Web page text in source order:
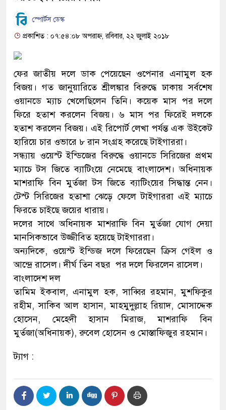
স্পোর্টস ডেস্ক
প্রকাশিত : ০৭:৫৪:০৮ অপরাহ্ন, রবিবার, ২২ জুলাই ২০১৮
ফের জাতীয় দলে ডাক পেয়েছেন ওপেনার এনামুল হক
বিজয়। গত জানুয়ারিতে শ্রীলঙ্কার বিরুদ্ধে ঢাকায় সর্বশেষ
ওয়ানডে ম্যাচ খেলেছিলেন তিনি। কয়েক মাস পর দলে
ফিরে হতাশ করলেন বিজয়। ৬ মাস পর ফিরেই দলকে
হতাশ করলেন বিজয়। এই রিপোর্ট লেখা পর্যন্ত এক উইকেট
হারিয়ে চার ওভারে ৮ রান সংগ্রহ করেছে টাইগাররা।
সন্ধ্যায় ওয়েস্ট ইন্ডিজের বিরুদ্ধে ওয়ানডে সিরিজের প্রথম
ম্যাচে টস জিতে ব্যাটিংয়ে নেমেছে বাংলাদেশ। অধিনায়ক
মাশরাফি বিন মুর্তজা টস জিতে ব্যাটিংয়ের সিদ্ধান্ত নেন।
টেস্ট সিরিজের হতাশা ঝেড়ে ফেলে টাইগাররা এই ম্যাচে
ফিরতে চাইছে জয়ের ধারায়।
দলের সাথে অধিনায়ক মাশরাফি বিন মুর্তজা যোগ দেয়া
মানসিকভাবে উজ্জীবিত হয়েছে টাইগাররা।
অন্যদিকে, ওয়েস্ট ইন্ডিজ দলে ফিরেছেন ক্রিস গেইল ও
আন্দ্রে রাসেল। দীর্ঘ তিন বছর পর দলে ফিরলেন রাসেল।
বাংলাদেশ দল
তামিম ইকবাল, এনামুল হক, সাব্বির রহমান, মুশফিকুর
রহীম, সাকিব আল হাসান, মাহমুদুল্লাহ রিয়াদ, মোসাদ্দেক
হোসেন, মেহেদী হাসান মিরাজ, মাশরাফি বিন
মুর্তজা(অধিনায়ক), রুবেল হোসেন ও মোস্তাফিজুর রহমান।
ট্যাগ :